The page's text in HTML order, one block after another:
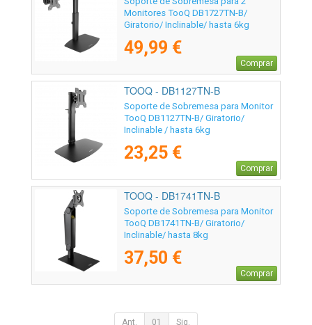
Monitores TooQ DB1727TN-B/
Giratorio/ Inclinable/ hasta 6kg
49,99 €
Comprar
TOOQ - DB1127TN-B
Soporte de Sobremesa para Monitor
TooQ DB1127TN-B/ Giratorio/
Inclinable / hasta 6kg
23,25 €
Comprar
TOOQ - DB1741TN-B
Soporte de Sobremesa para Monitor
TooQ DB1741TN-B/ Giratorio/
Inclinable/ hasta 8kg
37,50 €
Comprar
Ant. 01 Sig.